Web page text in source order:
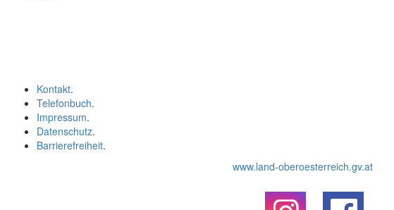
Kontakt.
Telefonbuch.
Impressum.
Datenschutz.
Barrierefreiheit.
www.land-oberoesterreich.gv.at